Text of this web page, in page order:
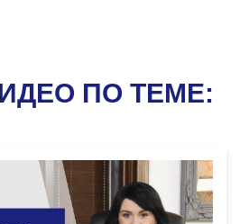
ПО ТЕМЕ: